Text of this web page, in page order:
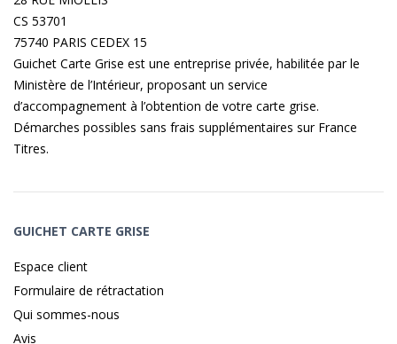
CS 53701
75740 PARIS CEDEX 15
Guichet Carte Grise est une entreprise privée, habilitée par le
Ministère de l’Intérieur, proposant un service
d’accompagnement à l’obtention de votre carte grise.
Démarches possibles sans frais supplémentaires sur France
Titres.
GUICHET CARTE GRISE
Espace client
Formulaire de rétractation
Qui sommes-nous
Avis